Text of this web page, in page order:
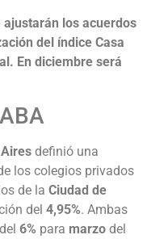
ajustarán los acuerdos
del índice Casa
En diciembre será
definió una
los colegios privados
de la Ciudad de
del 4,95%. Ambas
6% para marzo del